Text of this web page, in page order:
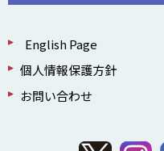
English Page
個人情報保護方針
お問い合わせ